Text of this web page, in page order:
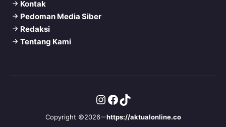
Kontak
Pedoman Media Siber
Redaksi
Tentang Kami
Copyright ©2026 https://aktualonline.co
Instagram
Facebook
TikTok